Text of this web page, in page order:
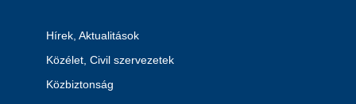
Hírek, Aktualitások
Közélet, Civil szervezetek
Közbiztonság